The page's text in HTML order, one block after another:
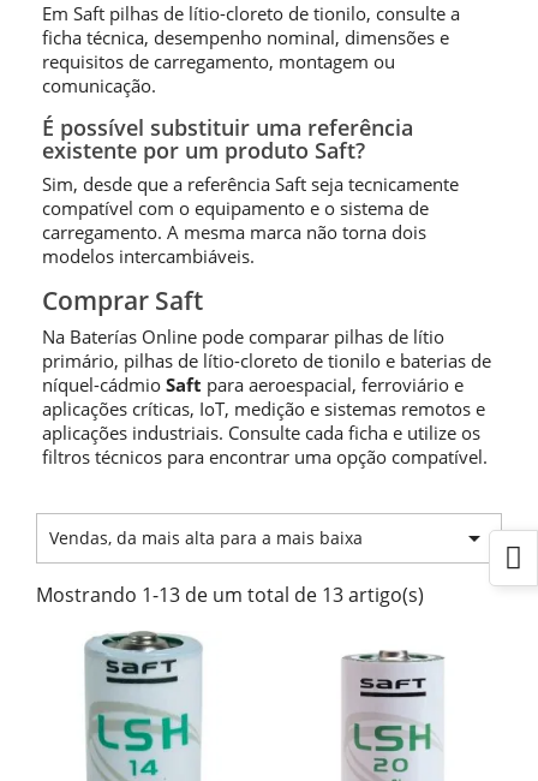
Em Saft pilhas de lítio-cloreto de tionilo, consulte a
ficha técnica, desempenho nominal, dimensões e
requisitos de carregamento, montagem ou
comunicação.
É possível substituir uma referência
existente por um produto Saft?
Sim, desde que a referência Saft seja tecnicamente
compatível com o equipamento e o sistema de
carregamento. A mesma marca não torna dois
modelos intercambiáveis.
Comprar Saft
Na Baterías Online pode comparar pilhas de lítio
primário, pilhas de lítio-cloreto de tionilo e baterias de
níquel-cádmio Saft para aeroespacial, ferroviário e
aplicações críticas, IoT, medição e sistemas remotos e
aplicações industriais. Consulte cada ficha e utilize os
filtros técnicos para encontrar uma opção compatível.
Vendas, da mais alta para a mais baixa 
Mostrando 1-13 de um total de 13 artigo(s)